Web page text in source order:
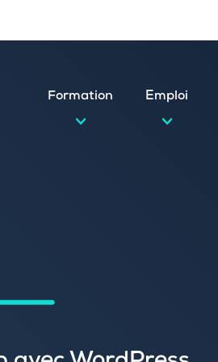
Formation Emploi
et postuler en ligne
spontanée